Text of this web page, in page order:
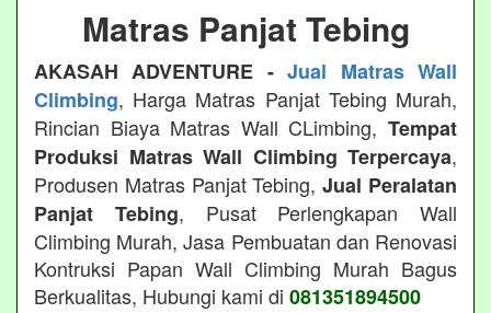
Matras Panjat Tebing
AKASAH ADVENTURE -Jual Matras Wall
Climbing, Harga Matras Panjat Tebing Murah,
Rincian Biaya Matras Wall CLimbing, Tempat
Produksi Matras Wall Climbing Terpercaya,
Produsen Matras Panjat Tebing,Jual Peralatan
Panjat Tebing, Pusat Perlengkapan Wall
Climbing Murah, Jasa Pembuatan dan Renovasi
Kontruksi Papan Wall Climbing Murah Bagus
Berkualitas, Hubungi kami di 081351894500